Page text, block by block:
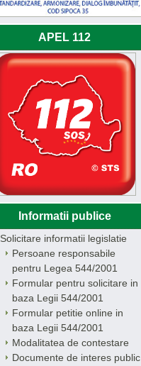
APEL 112
Informatii publice
Solicitare informatii legislatie
Persoane responsabile
pentru Legea 544/2001
Formular pentru solicitare in
baza Legii 544/2001
Formular petitie online in
baza Legii 544/2001
Modalitatea de contestare
Documente de interes public